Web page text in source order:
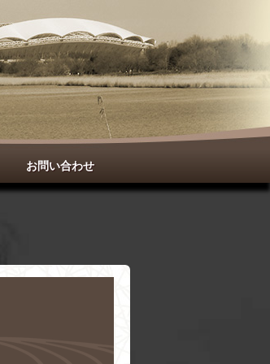
お問い合わせ